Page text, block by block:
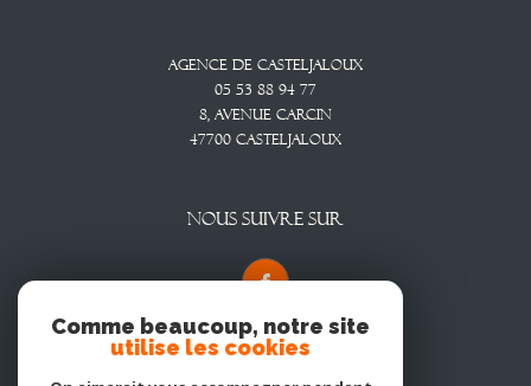
Agence De Casteljaloux
05 53 88 94 77
8, Avenue CARCIN
47700
CASTELJALOUX
NOUS SUIVRE SUR
Comme beaucoup, notre site
utilise les cookies